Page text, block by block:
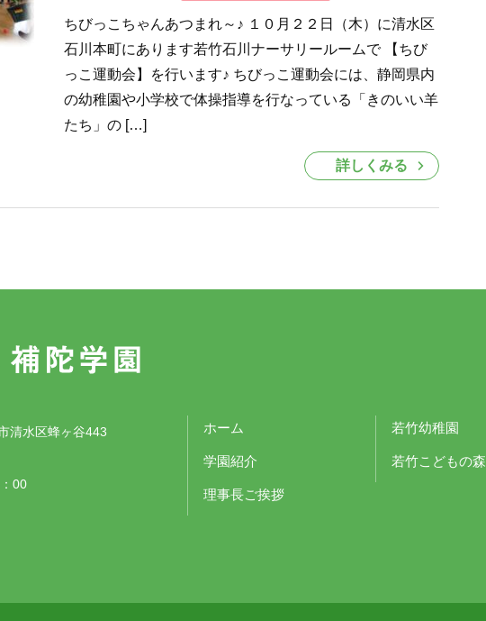
ちびっこちゃんあつまれ～♪ １０月２２日（木）に清水区
石川本町にあります若竹石川ナーサリールームで 【ちび
っこ運動会】を行います♪ ちびっこ運動会には、静岡県内
の幼稚園や小学校で体操指導を行なっている「きのいい羊
たち」の […]
詳しくみる
ホーム
学園紹介
理事長ご挨拶
若竹幼稚園
若竹こどもの森
清水区蜂ヶ谷443
00